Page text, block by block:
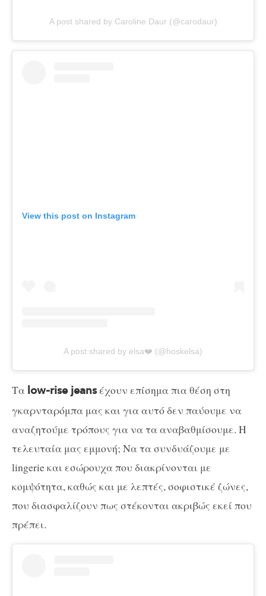
A post shared by Caroline Daur (@carodaur)
View this post on Instagram
A post shared by elsa❤️ (@hoskelsa)
Τα low-rise jeansέχουν επίσημα πια θέση στη
γκαρνταρόμπα μας και για αυτό δεν παύουμε να
αναζητούμε τρόπους για να τα αναβαθμίσουμε. Η
τελευταία μας εμμονή; Να τα συνδυάζουμε με
lingerie και εσώρουχα που διακρίνονται με
κομψότητα, καθώς και με λεπτές, σοφιστικέ ζώνες,
που διασφαλίζουν πως στέκονται ακριβώς εκεί που
πρέπει.